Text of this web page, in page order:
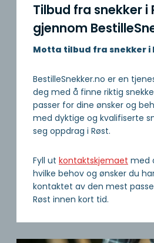
Tilbud fra snekker i
gjennom
Motta tilbud fra snekker i
BestilleSnekker.no er en
deg med å finne riktig
passer for dine ønsker og
med dyktige og kvalifiserte
seg oppdrag i Røst.
Fyll ut kontaktskjemaet med
hvilke behov og ønsker du
kontaktet av den mest
Røst innen kort tid.